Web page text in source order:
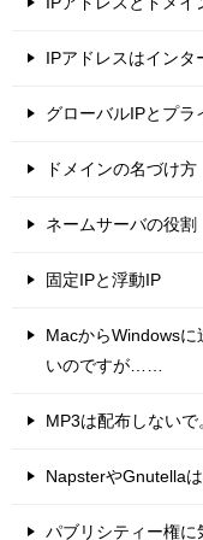
IPアドレスはインタ
グローバルIPとプラ
ドメインの名づけ方
ネームサーバの役割
固定IPと浮動IP
MacからWindows
いのですが……
MP3は配布しないで
NapsterやGnutella
パブリシティー権に